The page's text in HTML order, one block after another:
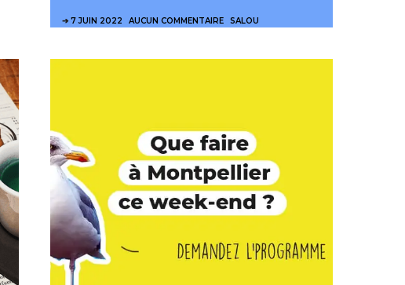
7 JUIN 2022 AUCUN COMMENTAIRE SALOU